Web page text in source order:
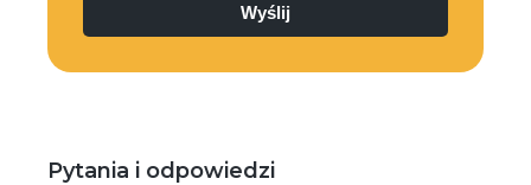
Pytania i odpowiedzi